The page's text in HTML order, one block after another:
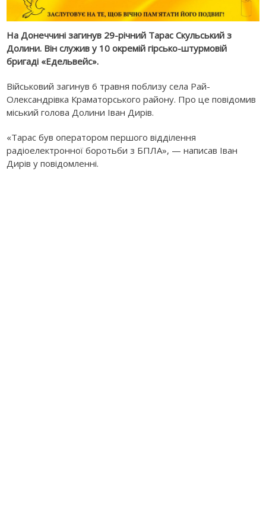
На Донеччині загинув 29-річний Тарас Скульський з
Долини. Він служив у 10 окремій гірсько-штурмовій
бригаді «Едельвейс».
Військовий загинув 6 травня поблизу села Рай-
Олександрівка Краматорського району. Про це повідомив
міський голова Долини Іван Дирів.
«Тарас був оператором першого відділення
радіоелектронної боротьби з БПЛА», — написав Іван
Дирів у повідомленні.